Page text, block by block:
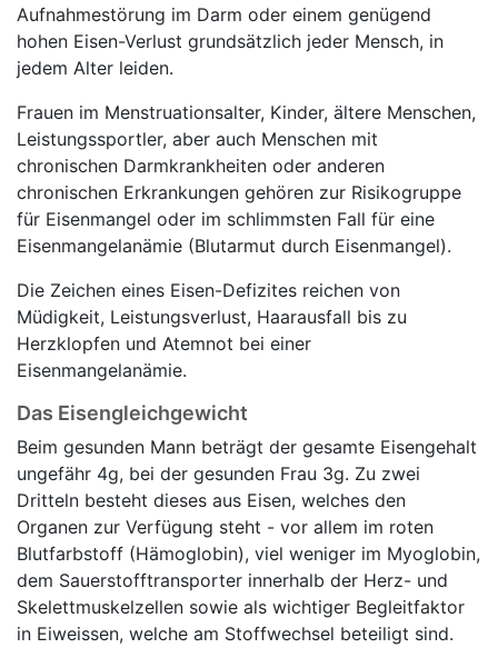
Aufnahmestörung im Darm oder einem genügend
hohen Eisen-Verlust grundsätzlich jeder Mensch, in
jedem Alter leiden.
Frauen im Menstruationsalter, Kinder, ältere Menschen,
Leistungssportler, aber auch Menschen mit
chronischen Darmkrankheiten oder anderen
chronischen Erkrankungen gehören zur Risikogruppe
für Eisenmangel oder im schlimmsten Fall für eine
Eisenmangelanämie (Blutarmut durch Eisenmangel).
Die Zeichen eines Eisen-Defizites reichen von
Müdigkeit, Leistungsverlust, Haarausfall bis zu
Herzklopfen und Atemnot bei einer
Eisenmangelanämie.
Das Eisengleichgewicht
Beim gesunden Mann beträgt der gesamte Eisengehalt
ungefähr 4g, bei der gesunden Frau 3g. Zu zwei
Dritteln besteht dieses aus Eisen, welches den
Organen zur Verfügung steht - vor allem im roten
Blutfarbstoff (Hämoglobin), viel weniger im Myoglobin,
dem Sauerstofftransporter innerhalb der Herz- und
Skelettmuskelzellen sowie als wichtiger Begleitfaktor
in Eiweissen, welche am Stoffwechsel beteiligt sind.